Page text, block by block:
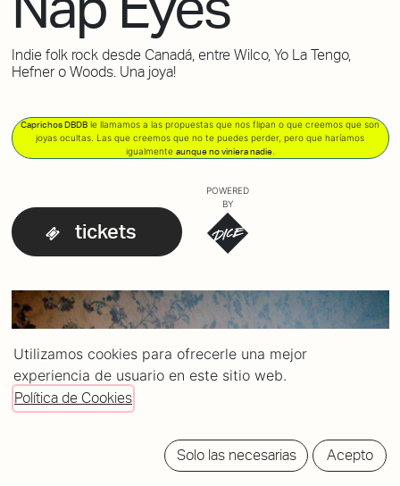
Indie folk rock desde Canadá, entre Wilco, Yo La Tengo,
Hefner o Woods. Una joya!
Caprichos DBDB le llamamos a las propuestas que nos flipan o que creemos que son
joyas ocultas. Las que creemos que no te puedes perder, pero que haríamos
igualmente aunque no viniera nadie.
tickets
POWERED
BY
Utilizamos cookies para ofrecerle una mejor
experiencia de usuario en este sitio web.
Política de Cookies
Solo las necesarias Acepto